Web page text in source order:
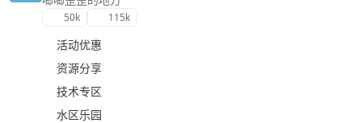
50k 115k
活动优惠
资源分享
技术专区
水区乐园